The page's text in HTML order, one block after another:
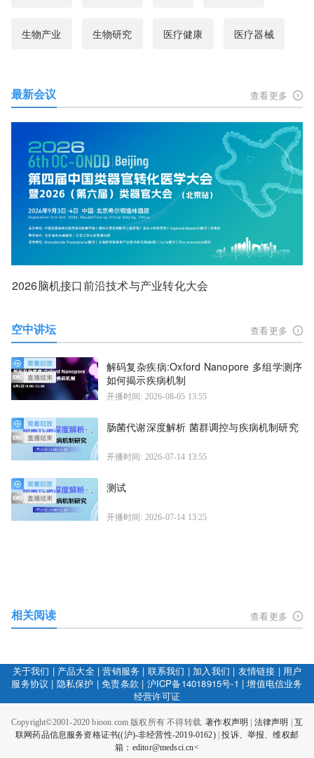
生物产业 生物研究 医疗健康 医疗器械
最新会议 查看更多
2026脑机接口前沿技术与产业转化大会
空中讲坛 查看更多
解码复杂疾病:Oxford Nanopore 多组学测序
如何揭示疾病机制
开播时间: 2026-08-05 13:55
肠菌代谢深度解析 菌群调控与疾病机制研究
开播时间: 2026-07-14 13:55
测试
开播时间: 2026-07-14 13:25
相关阅读 查看更多
关于我们 | 产品大全|营销服务 | 联系我们 | 加入我们 | 友情链接 | 用户
服务协议 | 隐私保护 |免责条款 | 沪ICP备14018915号-1 |增值电信业务
经营许可证
Copyright©2001-2020 bioon.com 版权所有 不得转载.著作权声明 | 法律声明 | 互
联网药品信息服务资格证书((沪)-非经营性-2019-0162)|投诉、举报、维权邮
箱：editor@medsci.cn<